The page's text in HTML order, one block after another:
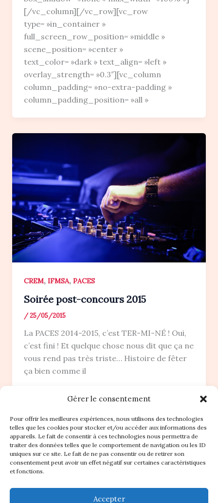
Gérer le consentement
Pour offrir les meilleures expériences, nous utilisons des technologies
telles que les cookies pour stocker et/ou accéder aux informations des
appareils. Le fait de consentir à ces technologies nous permettra de
traiter des données telles que le comportement de navigation ou les ID
uniques sur ce site. Le fait de ne pas consentir ou de retirer son
consentement peut avoir un effet négatif sur certaines caractéristiques
et fonctions.
Accepter
[/vc_column][/vc_row][vc_row
type= »in_container »
full_screen_row_position= »middle »
scene_position= »center »
text_color= »dark » text_align= »left »
overlay_strength= »0.3″][vc_column
column_padding= »no-extra-padding »
column_padding_position= »all »
CREM, IFMSA, PACES
Soirée post-concours 2015
/25/05/2015
La PACES 2014-2015, c’est TER-MI-NÉ ! Oui,
c’est fini ! Et quelque chose nous dit que ça ne
vous rend pas très triste… Histoire de fêter
ça bien comme il
Accueil
Nos Statuts
Plan du site